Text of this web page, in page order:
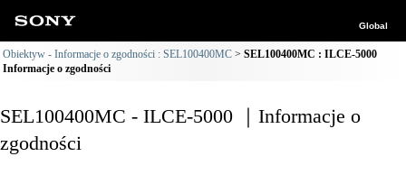
Global
Obiektyw - Informacje o zgodności : SEL100400MC
SEL100400MC : ILCE-5000
Informacje o zgodności
SEL100400MC - ILCE-5000 ｜Informacje o
zgodności